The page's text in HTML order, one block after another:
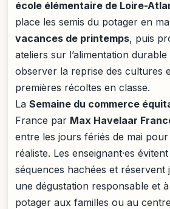
école élémentaire de Loire-
place les semis du potager en
vacances de printemps, puis
ateliers sur l’alimentation
observer la reprise des cultures
premières récoltes en classe.
La Semaine du commerce
France par Max Havelaar
entre les jours fériés de mai
réaliste. Les enseignant·es
séquences hachées et réservent
une dégustation responsable et
potager aux familles ou au